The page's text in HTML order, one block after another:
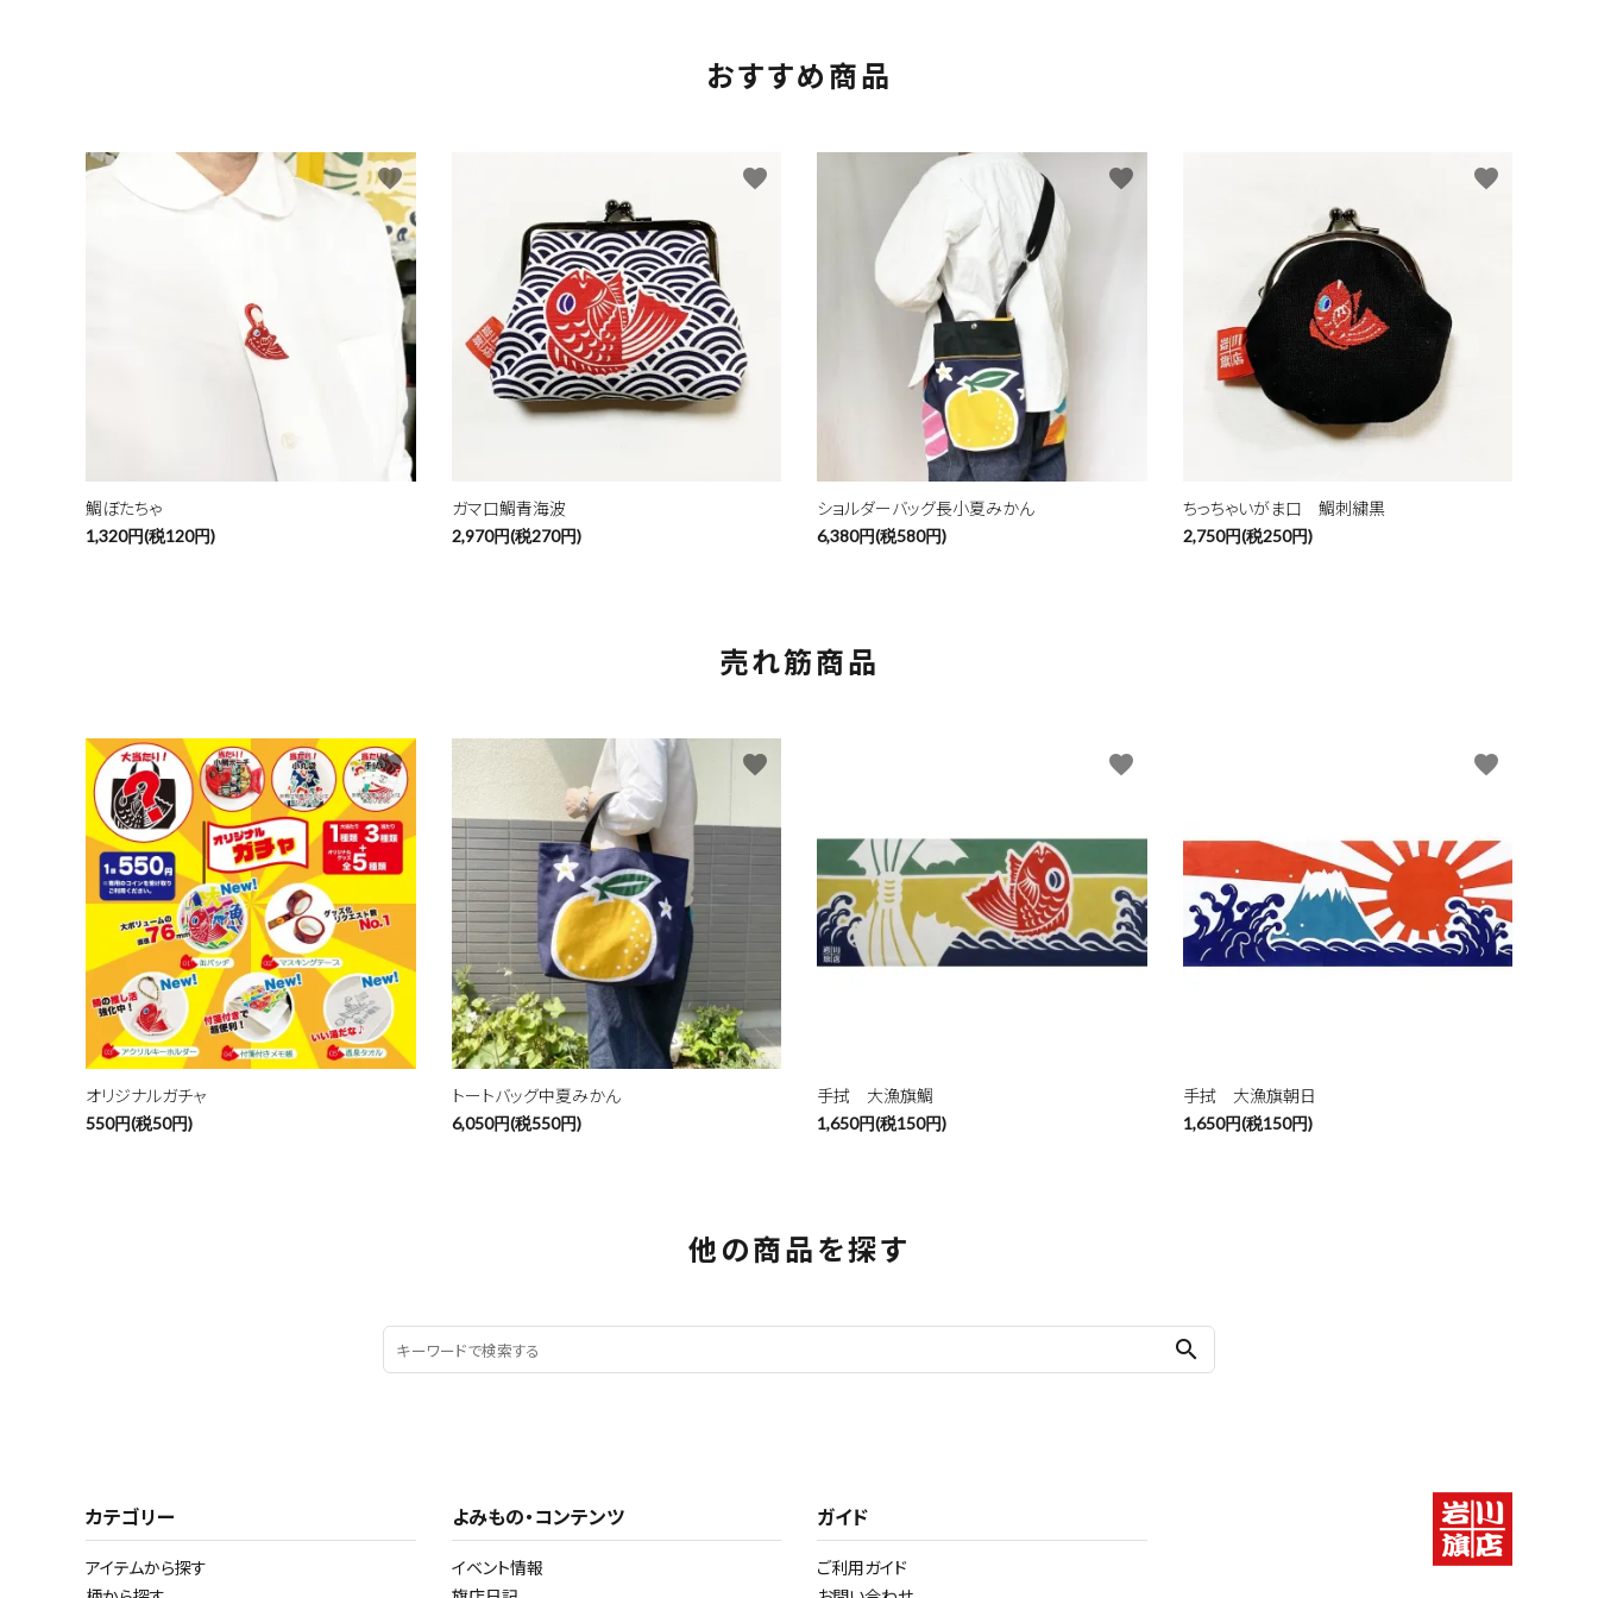
おすすめ商品
鯛ぼたちゃ
1,320円(税120円)
favorite
ガマ口鯛青海波
2,970円(税270円)
favorite
ショルダーバッグ長小夏みかん
6,380円(税580円)
favorite
ちっちゃいがま口 鯛刺繍黒
2,750円(税250円)
favorite
売れ筋商品
オリジナルガチャ
550円(税50円)
favorite
トートバッグ中夏みかん
6,050円(税550円)
favorite
手拭 大漁旗鯛
1,650円(税150円)
favorite
手拭 大漁旗朝日
1,650円(税150円)
favorite
他の商品を探す
search
カテゴリー
アイテムから探す
よみもの・コンテンツ
イベント情報
ガイド
ご利用ガイド